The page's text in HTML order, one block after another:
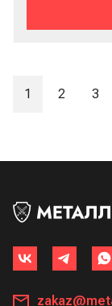
1 2 3